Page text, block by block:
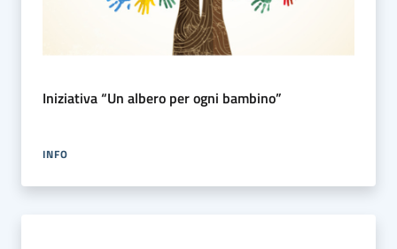
Iniziativa “Un albero per ogni bambino”
INFO